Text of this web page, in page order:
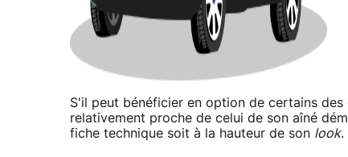
S'il peut bénéficier en option de certains
relativement proche de celui de son aîné
fiche technique soit à la hauteur de son look.